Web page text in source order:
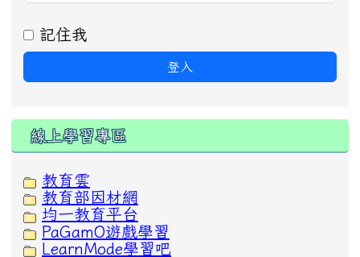
記住我
登入
線上學習專區
教育雲
教育部因材網
均一教育平台
PaGamO遊戲學習
LearnMode學習吧